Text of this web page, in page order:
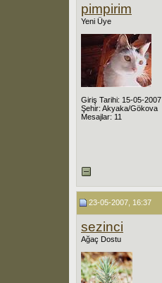
pimpirim
Yeni Üye
Giriş Tarihi: 15-05-2007
Şehir: Akyaka/Gökova
Mesajlar: 11
23-05-2007, 16:37
sezinci
Ağaç Dostu